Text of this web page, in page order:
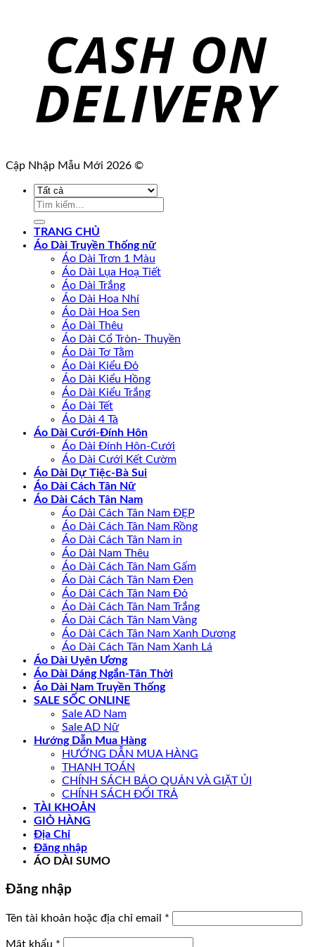
Cập Nhập Mẫu Mới 2026 ©
Tìm
TRANG CHỦ
Áo Dài Truyền Thống nữ
Áo Dài Trơn 1 Màu
Áo Dài Lụa Hoạ Tiết
Áo Dài Trắng
Áo Dài Hoa Nhí
Áo Dài Hoa Sen
Áo Dài Thêu
Áo Dài Cổ Tròn- Thuyền
Áo Dài Tơ Tằm
Áo Dài Kiểu Đỏ
Áo Dài Kiểu Hồng
Áo Dài Kiểu Trắng
Áo Dài Tết
Áo Dài 4 Tà
Áo Dài Cưới-Đính Hôn
Áo Dài Đính Hôn-Cưới
Áo Dài Cưới Kết Cườm
Áo Dài Dự Tiệc-Bà Sui
Áo Dài Cách Tân Nữ
Áo Dài Cách Tân Nam
Áo Dài Cách Tân Nam ĐẸP
Áo Dài Cách Tân Nam Rồng
Áo Dài Cách Tân Nam in
Áo Dài Nam Thêu
Áo Dài Cách Tân Nam Gấm
Áo Dài Cách Tân Nam Đen
Áo Dài Cách Tân Nam Đỏ
Áo Dài Cách Tân Nam Trắng
Áo Dài Cách Tân Nam Vàng
Áo Dài Cách Tân Nam Xanh Dương
Áo Dài Cách Tân Nam Xanh Lá
Áo Dài Uyên Ương
Áo Dài Dáng Ngắn-Tân Thời
Áo Dài Nam Truyền Thống
SALE SỐC ONLINE
Sale AD Nam
Sale AD Nữ
Hướng Dẫn Mua Hàng
HƯỚNG DẪN MUA HÀNG
THANH TOÁN
CHÍNH SÁCH BẢO QUẢN VÀ GIẶT ỦI
CHÍNH SÁCH ĐỔI TRẢ
TÀI KHOẢN
GIỎ HÀNG
Địa Chỉ
Đăng nhập
ÁO DÀI SUMO
Đăng nhập
Tên tài khoản hoặc địa chỉ email *
Mật khẩu *